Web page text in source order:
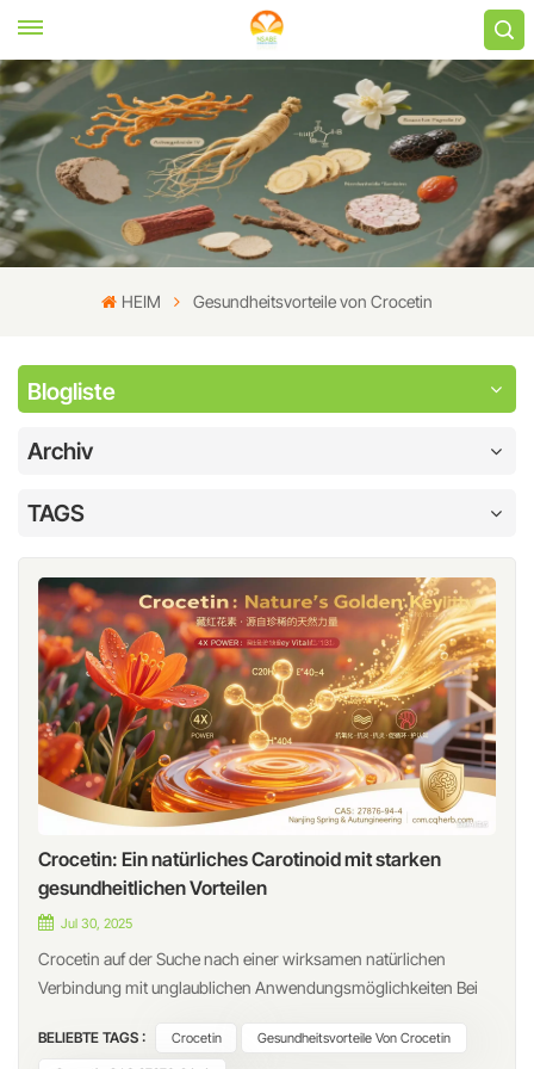
HEIM Gesundheitsvorteile von Crocetin
Blogliste
Archiv
TAGS
Crocetin: Ein natürliches Carotinoid mit starken
gesundheitlichen Vorteilen
Jul 30, 2025
Crocetin auf der Suche nach einer wirksamen natürlichen
Verbindung mit unglaublichen Anwendungsmöglichkeiten Bei
darauf, hochwertige natürliche Inhaltsstoffe zur Unterstützung
BELIEBTE TAGS : Crocetin Gesundheitsvorteile Von Crocetin